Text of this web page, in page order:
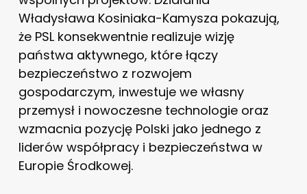
Władysława Kosiniaka-Kamysza pokazują,
że PSL konsekwentnie realizuje wizję
państwa aktywnego, które łączy
bezpieczeństwo z rozwojem
gospodarczym, inwestuje we własny
przemysł i nowoczesne technologie oraz
wzmacnia pozycję Polski jako jednego z
liderów współpracy i bezpieczeństwa w
Europie Środkowej.